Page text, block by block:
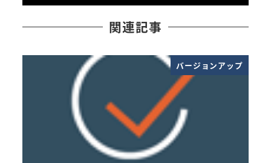
関連記事
バージョンアップ